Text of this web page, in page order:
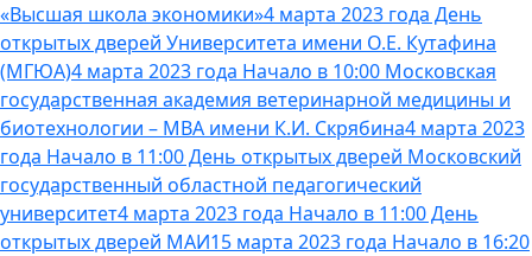
«Высшая школа экономики»4 марта 2023 года День
открытых дверей Университета имени О.Е. Кутафина
(МГЮА)4 марта 2023 года Начало в 10:00 Московская
государственная академия ветеринарной медицины и
биотехнологии – МВА имени К.И. Скрябина4 марта 2023
года Начало в 11:00 День открытых дверей Московский
государственный областной педагогический
университет4 марта 2023 года Начало в 11:00 День
открытых дверей МАИ15 марта 2023 года Начало в 16:20